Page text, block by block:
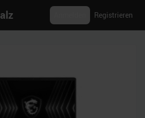
Registrieren